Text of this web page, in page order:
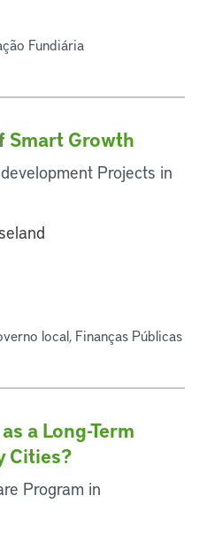
Fundiária
Smart Growth
Projects in
local, Finanças Públicas
a Long-Term
Cities?
Program in